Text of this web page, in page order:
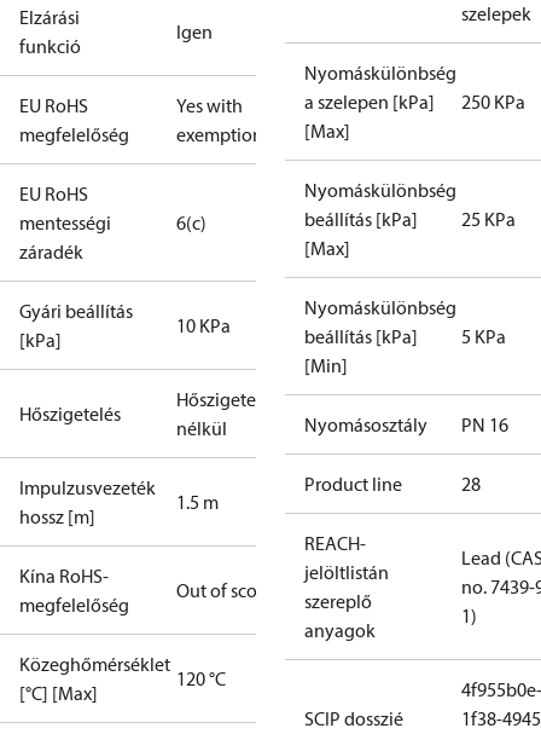
Elzárási
funkció
Igen
EU RoHS
megfelelőség
Yes with
exemptions
EU RoHS
mentességi
záradék
6(c)
Gyári beállítás
[kPa]
10 KPa
Hőszigetelés
Hőszigetelés
nélkül
Impulzusvezeték
hossz [m]
1.5 m
Kína RoHS-
megfelelőség
Out of scope
Közeghőmérséklet
[°C] [Max]
120 °C
szelepek
Nyomáskülönbség
a szelepen [kPa]
[Max]
250 KPa
Nyomáskülönbség
beállítás [kPa]
[Max]
25 KPa
Nyomáskülönbség
beállítás [kPa]
[Min]
5 KPa
Nyomásosztály PN 16
Product line 28
REACH-
jelöltlistán
szereplő
anyagok
Lead
no. 7439-
1)
SCIP dosszié
4f955b0e-
1f38-